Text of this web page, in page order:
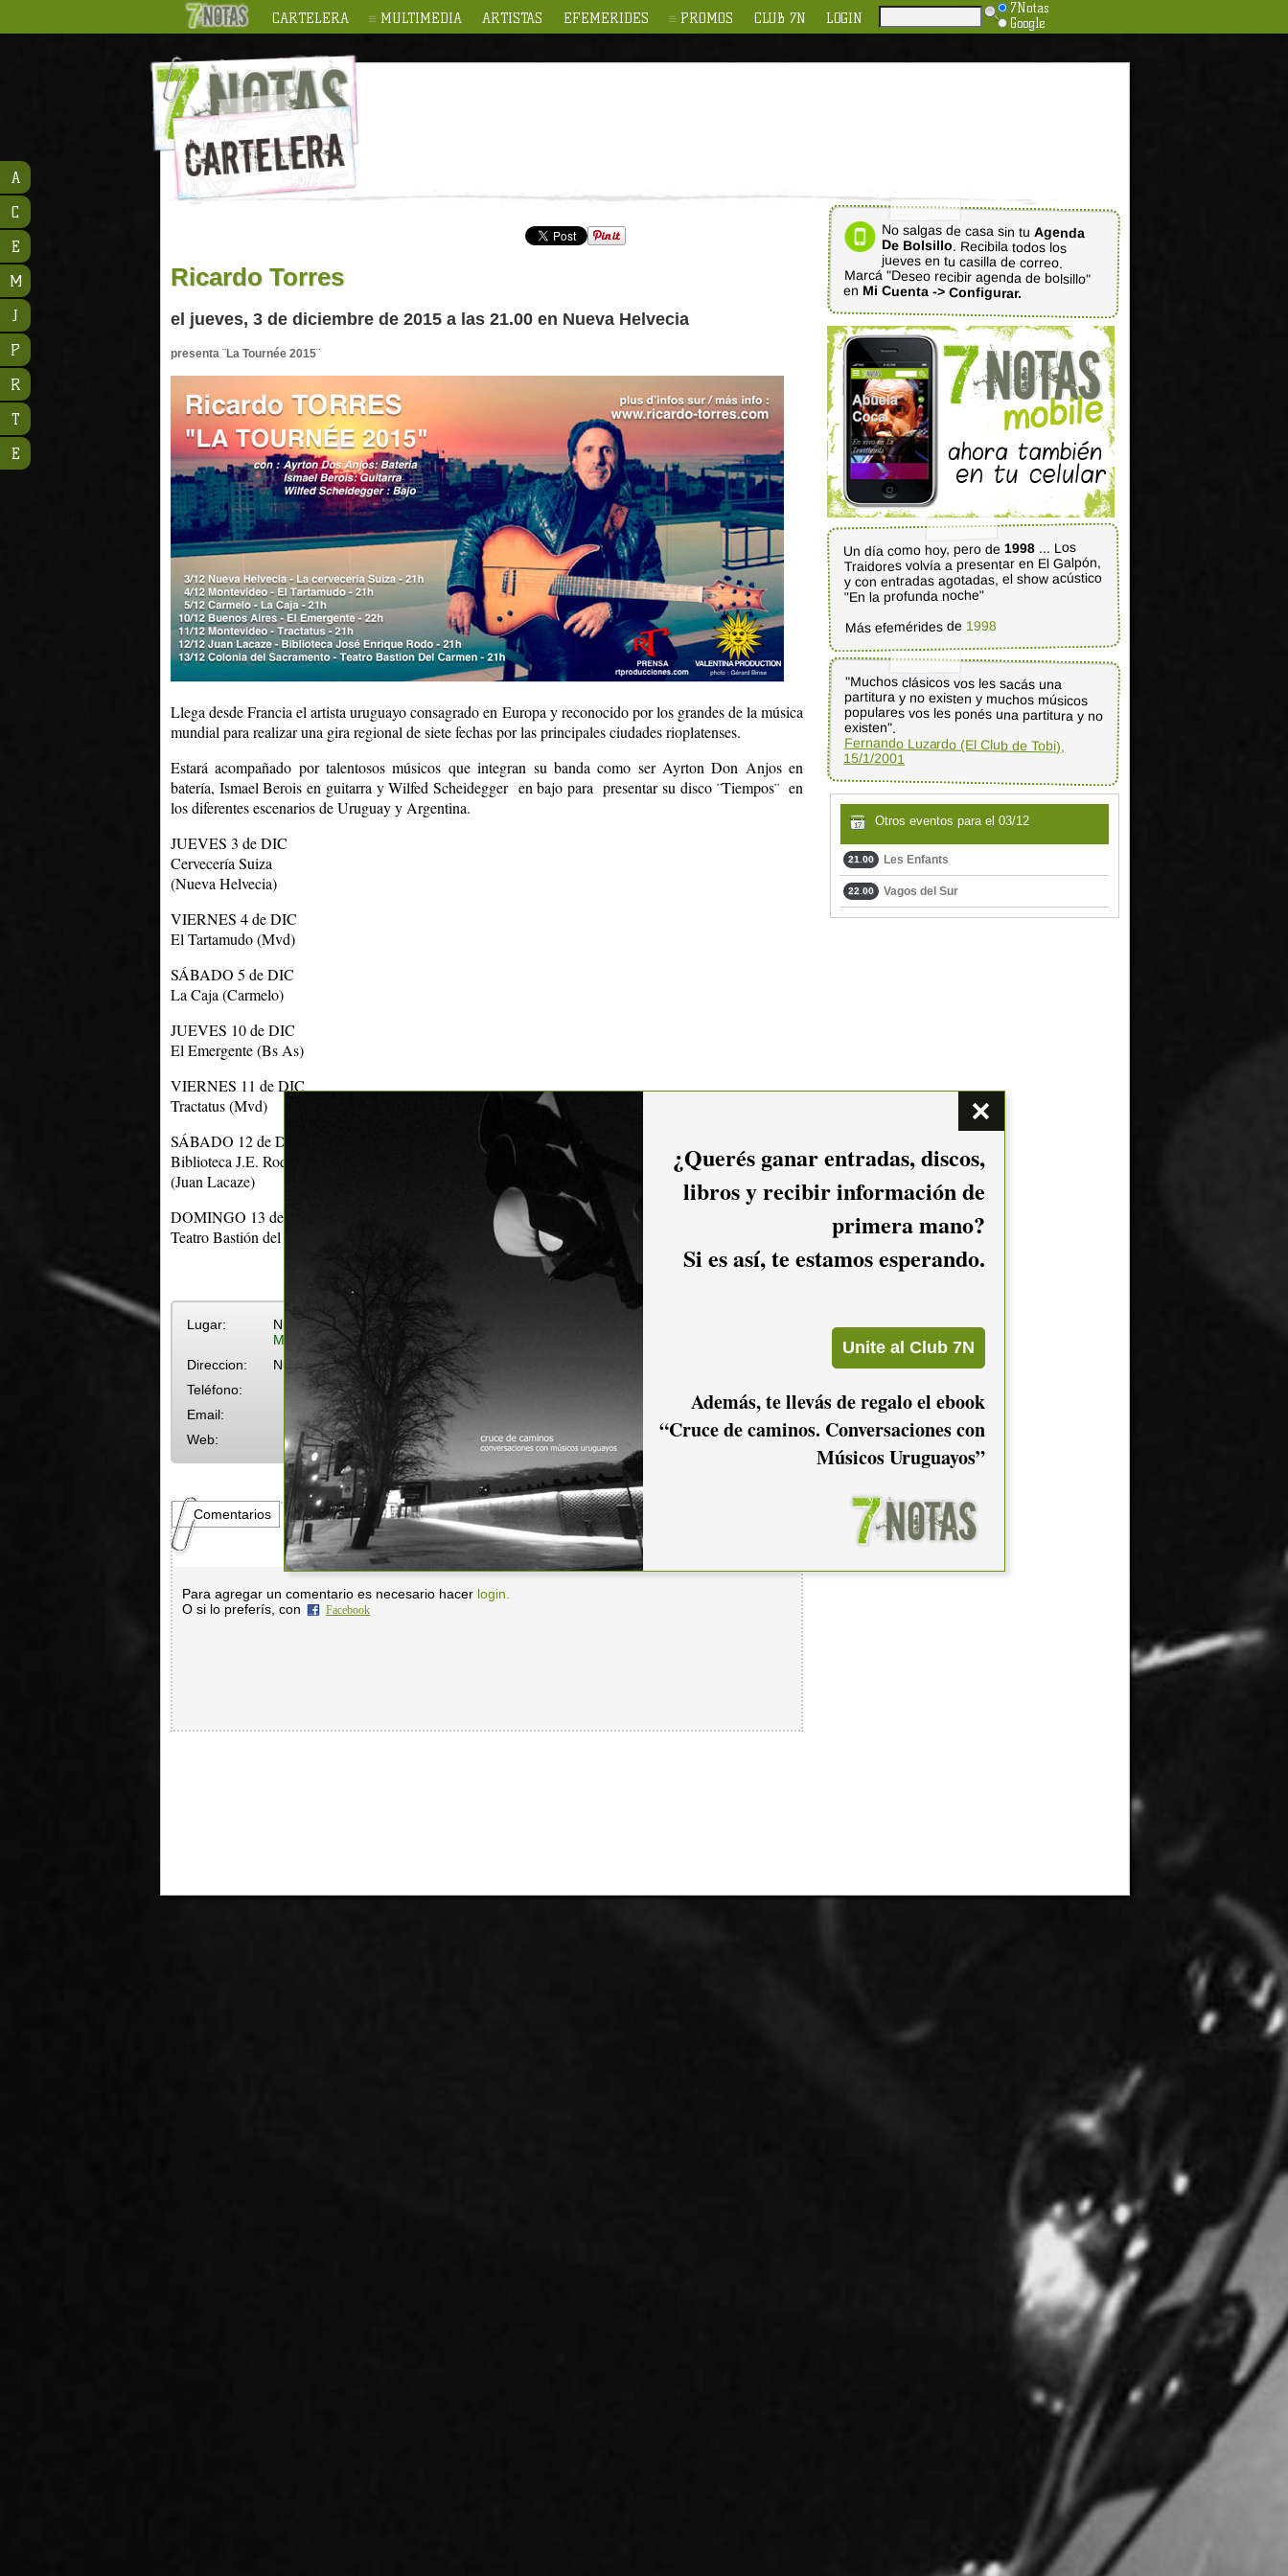
CARTELERA MULTIMEDIA ARTISTAS EFEMERIDES PROMOS CLUB 7N LOGIN
7Notas
Google
Ricardo Torres
el jueves, 3 de diciembre de 2015 a las 21.00 en Nueva Helvecia
presenta ¨La Tournée 2015¨
Llega desde Francia el artista uruguayo consagrado en Europa y reconocido por los grandes de la música
mundial para realizar una gira regional de siete fechas por las principales ciudades rioplatenses.
Estará acompañado por talentosos músicos que integran su banda como ser Ayrton Don Anjos en
batería, Ismael Berois en guitarra y Wilfed Scheidegger en bajo para presentar su disco ¨Tiempos¨ en
los diferentes escenarios de Uruguay y Argentina.
JUEVES 3 de DIC
Cervecería Suiza
(Nueva Helvecia)
VIERNES 4 de DIC
El Tartamudo (Mvd)
SÁBADO 5 de DIC
La Caja (Carmelo)
JUEVES 10 de DIC
El Emergente (Bs As)
VIERNES 11 de DIC
Tractatus (Mvd)
SÁBADO 12 de DIC
Biblioteca J.E. Rodó
(Juan Lacaze)
DOMINGO 13 de DIC
Teatro Bastión del Cármen (Colonia)
Lugar:
Nueva Helvecia
Más eventos en Nueva Helvecia
Direccion:
Nueva Helvecia
Teléfono:
Email:
Web:
Comentarios
Para agregar un comentario es necesario hacer login.
O si lo preferís, con
Facebook
No salgas de casa sin tu Agenda
De Bolsillo. Recibila todos los
jueves en tu casilla de correo.
Marcá "Deseo recibir agenda de bolsillo"
en Mi Cuenta -> Configurar.
Un día como hoy, pero de1998 ... Los
Traidores volvía a presentar en El Galpón,
y con entradas agotadas, el show acústico
"En la profunda noche"
Más efemérides de 1998
"Muchos clásicos vos les sacás una
partitura y no existen y muchos músicos
populares vos les ponés una partitura y no
existen".
Fernando Luzardo (El Club de Tobi),
15/1/2001
Otros eventos para el 03/12
21.00 Les Enfants
22.00 Vagos del Sur
A
C
E
M
J
P
R
T
E
¿Querés ganar entradas, discos,
libros y recibir información de
primera mano?
Si es así, te estamos esperando.
Además, te llevás de regalo el ebook
“Cruce de caminos. Conversaciones con
Músicos Uruguayos”